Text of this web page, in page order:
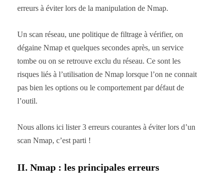
erreurs à éviter lors de la manipulation de Nmap.
Un scan réseau, une politique de filtrage à vérifier, on
dégaine Nmap et quelques secondes après, un service
tombe ou on se retrouve exclu du réseau. Ce sont les
risques liés à l’utilisation de Nmap lorsque l’on ne connait
pas bien les options ou le comportement par défaut de
l’outil.
Nous allons ici lister 3 erreurs courantes à éviter lors d’un
scan Nmap, c’est parti !
II. Nmap : les principales erreurs